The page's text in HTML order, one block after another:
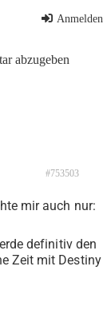
Anmelden
abzugeben
#753503
mir auch nur:
definitiv den
Zeit mit Destiny